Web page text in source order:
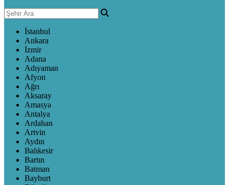
İstanbul
Ankara
İzmir
Adana
Adıyaman
Afyon
Ağrı
Aksaray
Amasya
Antalya
Ardahan
Artvin
Aydın
Balıkesir
Bartın
Batman
Bayburt